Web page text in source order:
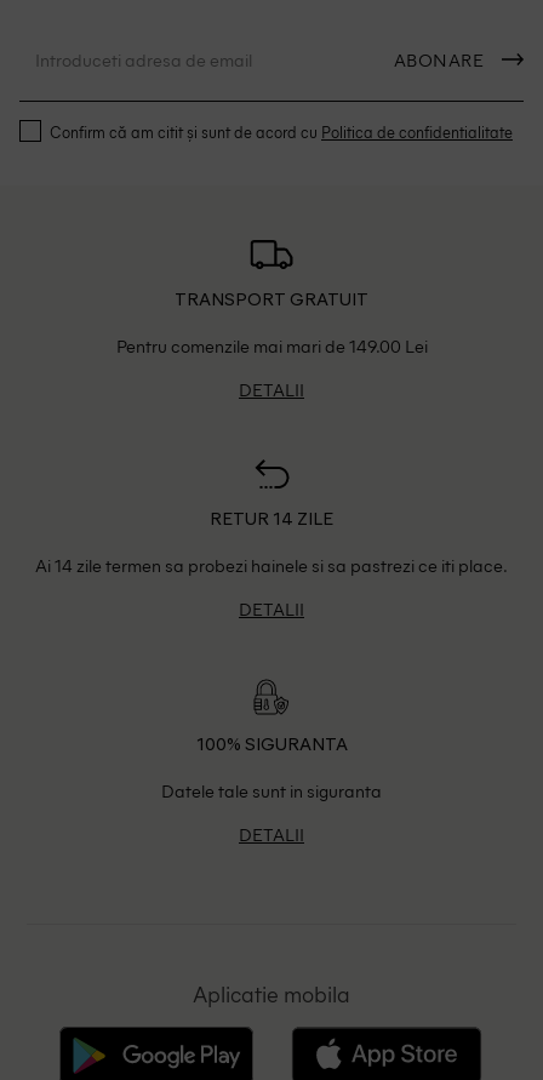
ABONARE
Confirm că am citit și sunt de acord cu Politica de confidentialitate
TRANSPORT GRATUIT
Pentru comenzile mai mari de 149.00 Lei
DETALII
RETUR 14 ZILE
Ai 14 zile termen sa probezi hainele si sa pastrezi ce iti place.
DETALII
100% SIGURANTA
Datele tale sunt in siguranta
DETALII
Aplicatie mobila